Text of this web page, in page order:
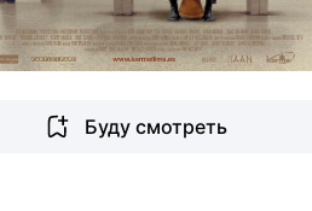
Буду смотреть